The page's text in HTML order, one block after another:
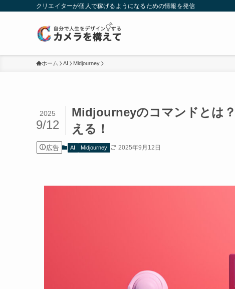
クリエイターが個人で稼げるようになるための情報を発信
ホーム AI Midjourney
Midjourneyのコマンドとは
える！
2025
9/12
広告 AI Midjourney 2025年9月12日